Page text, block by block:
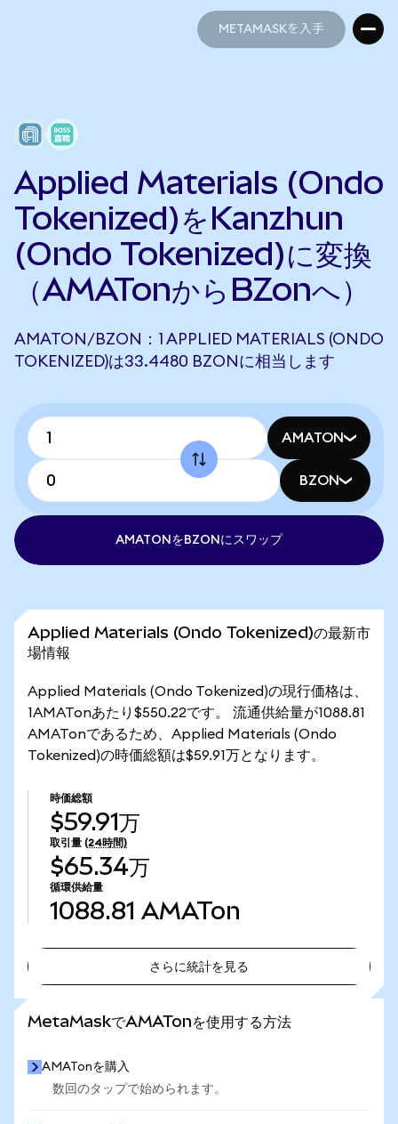
METAMASKを入手
Applied Materials (Ondo
Tokenized)をKanzhun
(Ondo Tokenized)に変換
（AMATonからBZonへ）
AMATON/BZON：1 APPLIED MATERIALS (ONDO
TOKENIZED)は33.4480 BZONに相当します
AMATON
BZON
AMATONをBZONにスワップ
Applied Materials (Ondo Tokenized)の最新市
場情報
Applied Materials (Ondo Tokenized)の現行価格は、
1AMATonあたり$550.22です。 流通供給量が1088.81
AMATonであるため、Applied Materials (Ondo
Tokenized)の時価総額は$59.91万となります。
時価総額
$59.91万
取引量 (24時間)
$65.34万
循環供給量
1088.81 AMATon
さらに統計を見る
MetaMaskでAMATonを使用する方法
AMATonを購入
数回のタップで始められます。